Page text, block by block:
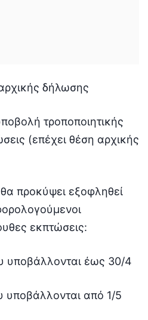
δήλωσης
τροποποιητικής
(επέχει θέση αρχικής
προκύψει εξοφληθεί
εκπτώσεις:
υποβάλλονται έως 30/4
υποβάλλονται από 1/5